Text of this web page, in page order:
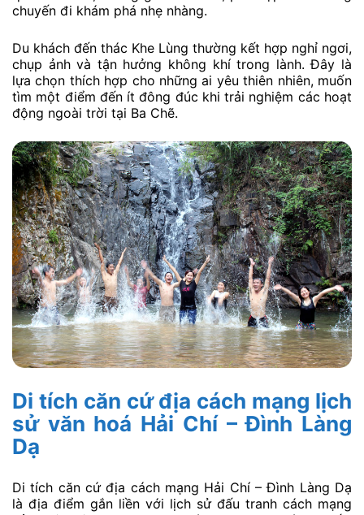
chuyến đi khám phá nhẹ nhàng.
Du khách đến thác Khe Lùng thường kết hợp nghỉ ngơi,
chụp ảnh và tận hưởng không khí trong lành. Đây là
lựa chọn thích hợp cho những ai yêu thiên nhiên, muốn
tìm một điểm đến ít đông đúc khi trải nghiệm các hoạt
động ngoài trời tại Ba Chẽ.
Di tích căn cứ địa cách mạng lịch
sử văn hoá Hải Chí – Đình Làng
Dạ
Di tích căn cứ địa cách mạng Hải Chí – Đình Làng Dạ
là địa điểm gắn liền với lịch sử đấu tranh cách mạng